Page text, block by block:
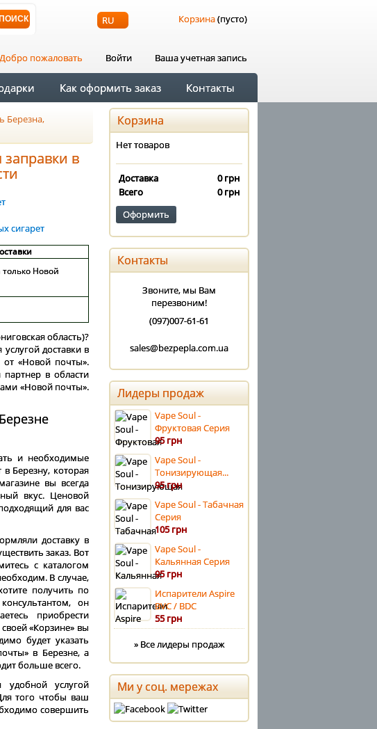
RU Корзина(пусто)
Добро пожаловать Войти Ваша учетная запись
Как оформить заказ Контакты
Березна,
в
только Новой
область)?
доставки в
«Новой почты».
в области
«Новой почты».
и необходимые
Березну, которая
вы всегда
вкус. Ценовой
для вас
доставку в
заказ. Вот
с каталогом
В случае,
получить по
он
приобрести
«Корзине» вы
будет указать
в Березне, а
больше всего.
удобной услугой
того чтобы ваш
совершить
Корзина
Нет товаров
0 грн
Доставка
0 грн
Всего
Оформить
Контакты
Звоните, мы Вам
перезвоним!
(097)007-61-61
sales@bezpepla.com.ua
Лидеры продаж
Vape Soul -
Фруктовая Серия
95 грн
Vape Soul -
Тонизирующая...
95 грн
Vape Soul - Табачная
Серия
105 грн
Vape Soul -
Кальянная Серия
95 грн
Испарители Aspire
BVC / BDC
55 грн
» Все лидеры продаж
Ми у соц. мережах